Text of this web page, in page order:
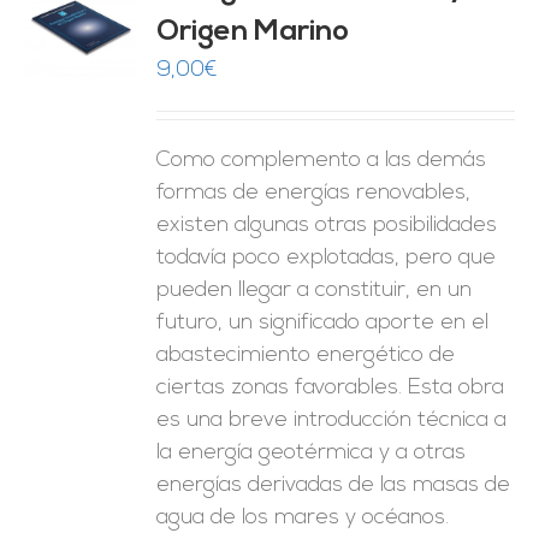
Origen Marino
9,00€
Como complemento a las demás
formas de energías renovables,
existen algunas otras posibilidades
todavía poco explotadas, pero que
pueden llegar a constituir, en un
futuro, un significado aporte en el
abastecimiento energético de
ciertas zonas favorables. Esta obra
es una breve introducción técnica a
la energía geotérmica y a otras
energías derivadas de las masas de
agua de los mares y océanos.